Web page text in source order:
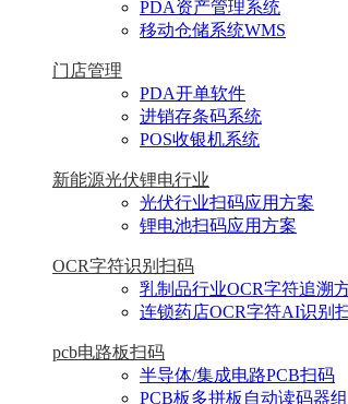
PDA资产管理系统
移动仓储系统WMS
门店管理
PDA开单软件
进销存条码系统
POS收银机系统
新能源光伏锂电行业
光伏行业扫码应用方案
锂电池扫码应用方案
OCR字符识别扫码
乳制品行业OCR字符追溯
连锁药店OCR字符AI识别
pcb电路板扫码
半导体/集成电路PCB扫码
PCB板多拼板自动读码器